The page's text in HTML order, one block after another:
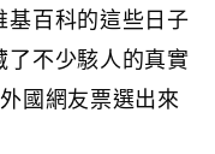
百科的這些日子
了不少駭人的真實
國網友票選出來